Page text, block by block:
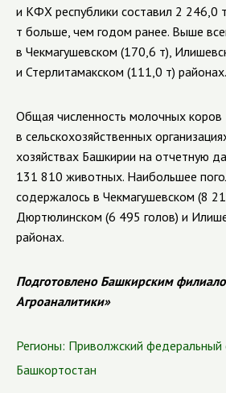
и КФХ республики составил 2 246,0
т больше, чем годом ранее. Выше
в Чекмагушевском (170,6 т),
и Стерлитамакском (111,0 т) районах.
Общая численность молочных коров
в сельскохозяйственных
хозяйствах Башкирии на отчетную
131 810 животных. Наибольшее
содержалось в Чекмагушевском (8
Дюртюлинском (6 495 голов) и
районах.
Подготовлено Башкирским
Агроаналитики»
Регионы: Приволжский федеральный
Башкортостан